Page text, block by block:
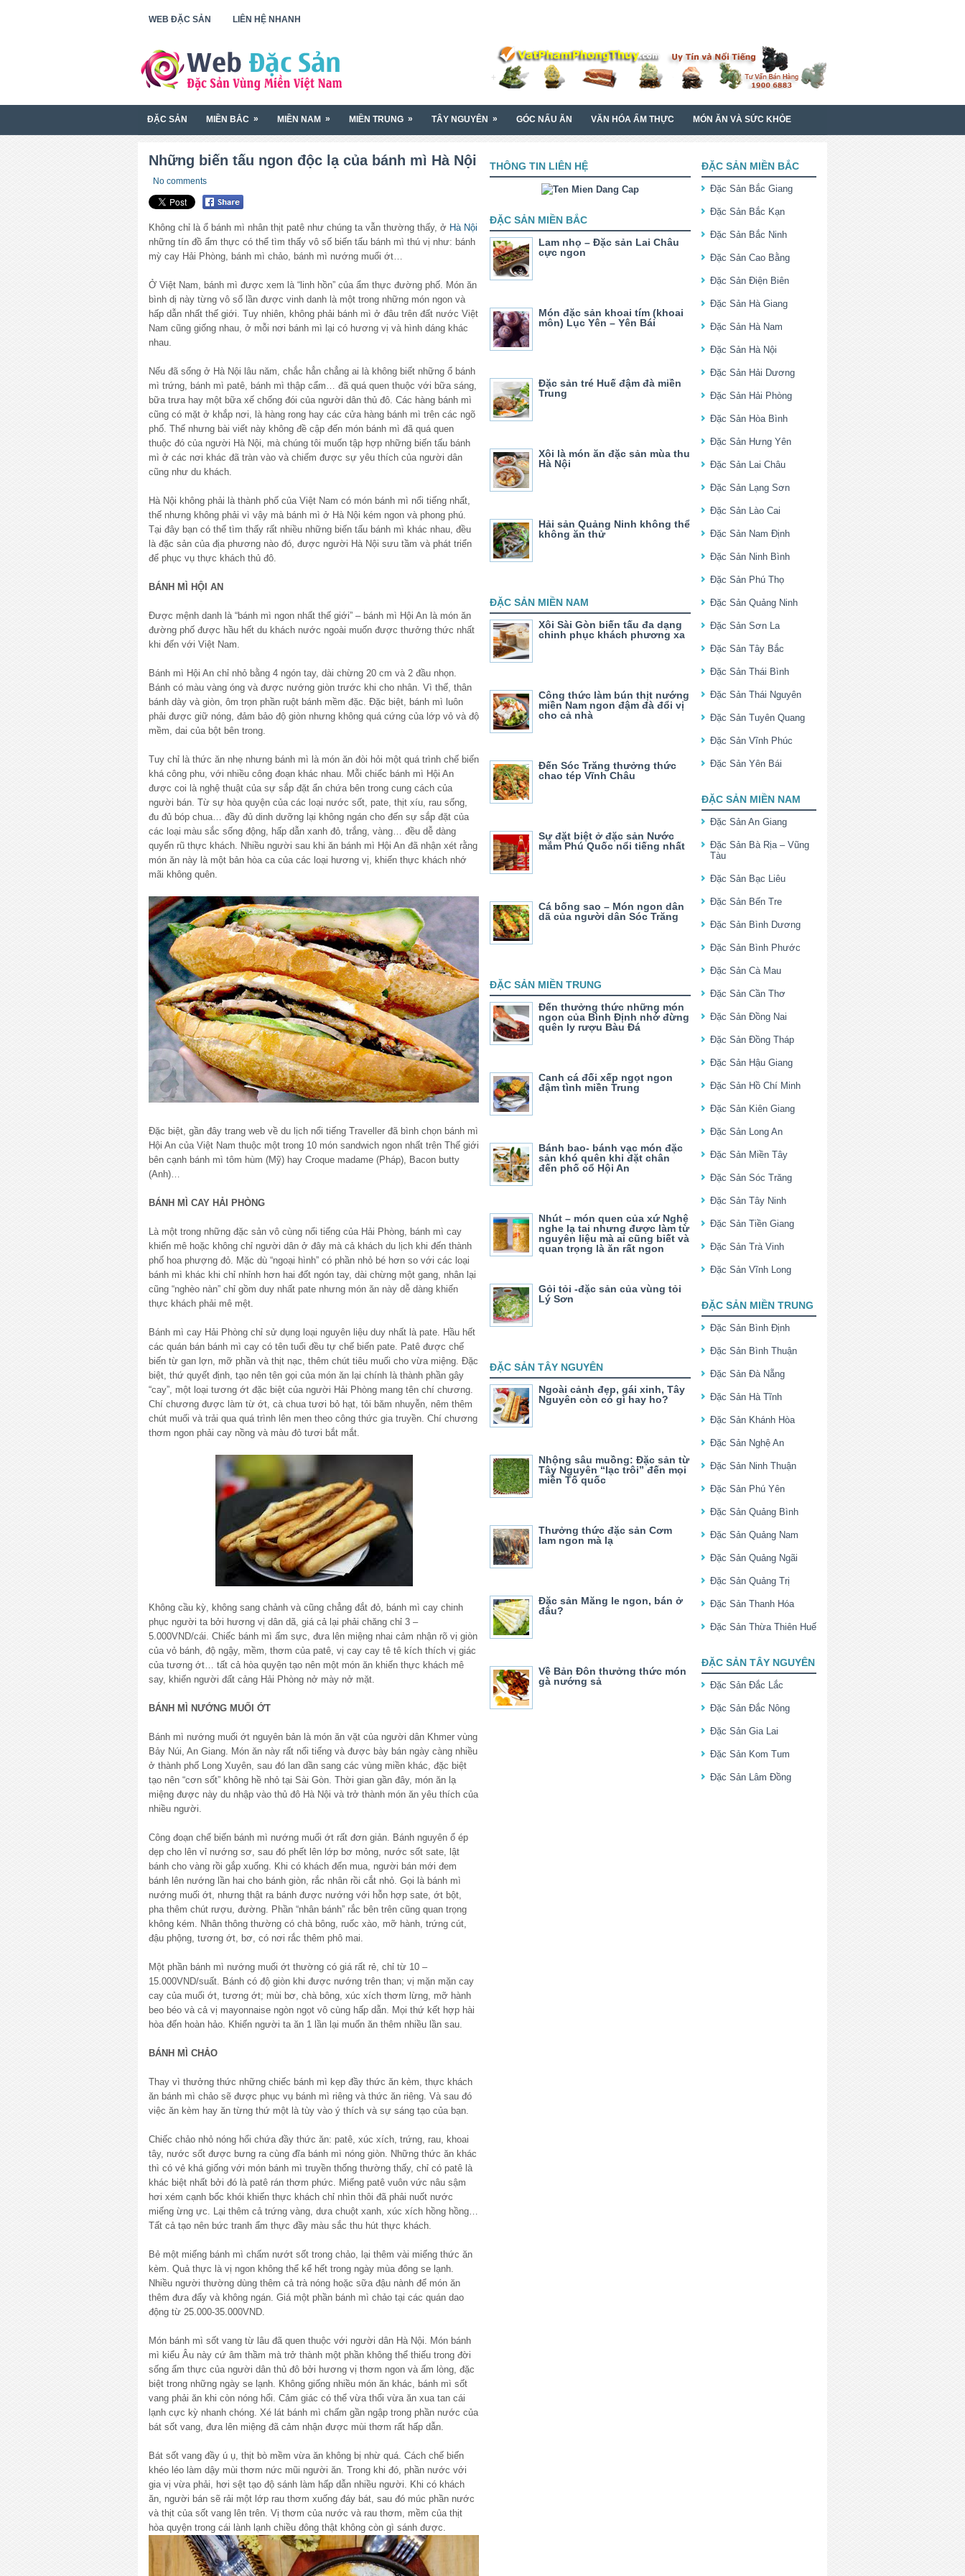
WEB ĐẶC SẢN LIÊN HỆ NHANH
ĐẶC SẢN MIỀN BẮC » MIỀN NAM » MIỀN TRUNG » TÂY NGUYÊN » GÓC NẤU ĂN VĂN HÓA ẨM THỰC MÓN ĂN VÀ SỨC KHỎE
Những biến tấu ngon độc lạ của bánh mì Hà Nội
No comments
Không chỉ là ổ bánh mì nhân thịt patê như chúng ta vẫn thường thấy, ở Hà Nội
những tín đồ ẩm thực có thể tìm thấy vô số biến tấu bánh mì thú vị như: bánh
mỳ cay Hải Phòng, bánh mì chảo, bánh mì nướng muối ớt…
Ở Việt Nam, bánh mì được xem là “linh hồn” của ẩm thực đường phố. Món ăn
bình dị này từng vô số lần được vinh danh là một trong những món ngon và
hấp dẫn nhất thế giới. Tuy nhiên, không phải bánh mì ở đâu trên đất nước Việt
Nam cũng giống nhau, ở mỗi nơi bánh mì lại có hương vị và hình dáng khác
nhau.
Nếu đã sống ở Hà Nội lâu năm, chắc hẳn chẳng ai là không biết những ổ bánh
mì trứng, bánh mì patê, bánh mì thập cẩm… đã quá quen thuộc với bữa sáng,
bữa trưa hay một bữa xế chống đói của người dân thủ đô. Các hàng bánh mì
cũng có mặt ở khắp nơi, là hàng rong hay các cửa hàng bánh mì trên các ngõ
phố. Thế nhưng bài viết này không đề cập đến món bánh mì đã quá quen
thuộc đó của người Hà Nội, mà chúng tôi muốn tập hợp những biến tấu bánh
mì ở các nơi khác đã tràn vào và chiếm được sự yêu thích của người dân
cũng như du khách.
Hà Nội không phải là thành phố của Việt Nam có món bánh mì nổi tiếng nhất,
thế nhưng không phải vì vậy mà bánh mì ở Hà Nội kém ngon và phong phú.
Tại đây bạn có thể tìm thấy rất nhiều những biến tấu bánh mì khác nhau, đều
là đặc sản của địa phương nào đó, được người Hà Nội sưu tầm và phát triển
để phục vụ thực khách thủ đô.
BÁNH MÌ HỘI AN
Được mệnh danh là “bánh mì ngon nhất thế giới” – bánh mì Hội An là món ăn
đường phố được hầu hết du khách nước ngoài muốn được thưởng thức nhất
khi đến với Việt Nam.
Bánh mì Hội An chỉ nhỏ bằng 4 ngón tay, dài chừng 20 cm và 2 đầu nhọn.
Bánh có màu vàng óng và được nướng giòn trước khi cho nhân. Vì thế, thân
bánh dày và giòn, ôm trọn phần ruột bánh mềm đặc. Đặc biệt, bánh mì luôn
phải được giữ nóng, đảm bảo độ giòn nhưng không quá cứng của lớp vỏ và độ
mềm, dai của bột bên trong.
Tuy chỉ là thức ăn nhẹ nhưng bánh mì là món ăn đòi hỏi một quá trình chế biến
khá công phu, với nhiều công đoạn khác nhau. Mỗi chiếc bánh mì Hội An
được coi là nghệ thuật của sự sắp đặt ẩn chứa bên trong cung cách của
người bán. Từ sự hòa quyện của các loại nước sốt, pate, thịt xíu, rau sống,
đu đủ bóp chua… đầy đủ dinh dưỡng lại không ngán cho đến sự sắp đặt của
các loại màu sắc sống động, hấp dẫn xanh đỏ, trắng, vàng… đều dễ dàng
quyến rũ thực khách. Nhiều người sau khi ăn bánh mì Hội An đã nhận xét rằng
món ăn này là một bản hòa ca của các loại hương vị, khiến thực khách nhớ
mãi không quên.
Đặc biệt, gần đây trang web về du lịch nổi tiếng Traveller đã bình chọn bánh mì
Hội An của Việt Nam thuộc một trong 10 món sandwich ngon nhất trên Thế giới
bên cạnh bánh mì tôm hùm (Mỹ) hay Croque madame (Pháp), Bacon butty
(Anh)…
BÁNH MÌ CAY HẢI PHÒNG
Là một trong những đặc sản vô cùng nổi tiếng của Hải Phòng, bánh mì cay
khiến mê hoặc không chỉ người dân ở đây mà cả khách du lịch khi đến thành
phố hoa phượng đỏ. Mặc dù “ngoại hình” có phần nhỏ bé hơn so với các loại
bánh mì khác khi chỉ nhỉnh hơn hai đốt ngón tay, dài chừng một gang, nhân lại
cũng “nghèo nàn” chỉ gồm duy nhất pate nhưng món ăn này dễ dàng khiến
thực khách phải mê mệt.
Bánh mì cay Hải Phòng chỉ sử dụng loại nguyên liệu duy nhất là pate. Hầu hết
các quán bán bánh mì cay có tên tuổi đều tự chế biến pate. Patê được chế
biến từ gan lợn, mỡ phần và thịt nạc, thêm chút tiêu muối cho vừa miệng. Đặc
biệt, thứ quyết định, tạo nên tên gọi của món ăn lại chính là thành phần gây
“cay”, một loại tương ớt đặc biệt của người Hải Phòng mang tên chí chương.
Chí chương được làm từ ớt, cà chua tươi bỏ hạt, tỏi băm nhuyễn, nêm thêm
chút muối và trải qua quá trình lên men theo công thức gia truyền. Chí chương
thơm ngon phải cay nồng và màu đỏ tươi bắt mắt.
Không cầu kỳ, không sang chảnh và cũng chẳng đắt đỏ, bánh mì cay chinh
phục người ta bởi hương vị dân dã, giá cả lại phải chăng chỉ 3 –
5.000VND/cái. Chiếc bánh mì ấm sực, đưa lên miệng nhai cảm nhận rõ vị giòn
của vỏ bánh, độ ngậy, mềm, thơm của patê, vị cay cay tê tê kích thích vị giác
của tương ớt… tất cả hòa quyện tạo nên một món ăn khiến thực khách mê
say, khiến người đất cảng Hải Phòng nở mày nở mặt.
BÁNH MÌ NƯỚNG MUỐI ỚT
Bánh mì nướng muối ớt nguyên bản là món ăn vặt của người dân Khmer vùng
Bảy Núi, An Giang. Món ăn này rất nổi tiếng và được bày bán ngày càng nhiều
ở thành phố Long Xuyên, sau đó lan dần sang các vùng miền khác, đặc biệt
tạo nên “cơn sốt” không hề nhỏ tại Sài Gòn. Thời gian gần đây, món ăn lạ
miệng được này du nhập vào thủ đô Hà Nội và trở thành món ăn yêu thích của
nhiều người.
Công đoạn chế biến bánh mì nướng muối ớt rất đơn giản. Bánh nguyên ổ ép
dẹp cho lên vỉ nướng sơ, sau đó phết lên lớp bơ mỏng, nước sốt sate, lật
bánh cho vàng rồi gắp xuống. Khi có khách đến mua, người bán mới đem
bánh lên nướng lần hai cho bánh giòn, rắc nhân rồi cắt nhỏ. Gọi là bánh mì
nướng muối ớt, nhưng thật ra bánh được nướng với hỗn hợp sate, ớt bột,
pha thêm chút rượu, đường. Phần “nhân bánh” rắc bên trên cũng quan trọng
không kém. Nhân thông thường có chà bông, ruốc xào, mỡ hành, trứng cút,
đậu phộng, tương ớt, bơ, có nơi rắc thêm phô mai.
Một phần bánh mì nướng muối ớt thường có giá rất rẻ, chỉ từ 10 –
15.000VND/suất. Bánh có độ giòn khi được nướng trên than; vị mặn mặn cay
cay của muối ớt, tương ớt; mùi bơ, chà bông, xúc xích thơm lừng, mỡ hành
beo béo và cả vị mayonnaise ngòn ngọt vô cùng hấp dẫn. Mọi thứ kết hợp hài
hòa đến hoàn hảo. Khiến người ta ăn 1 lần lại muốn ăn thêm nhiều lần sau.
BÁNH MÌ CHẢO
Thay vì thưởng thức những chiếc bánh mì kẹp đầy thức ăn kèm, thực khách
ăn bánh mì chảo sẽ được phục vụ bánh mì riêng và thức ăn riêng. Và sau đó
việc ăn kèm hay ăn từng thứ một là tùy vào ý thích và sự sáng tạo của bạn.
Chiếc chảo nhỏ nóng hổi chứa đầy thức ăn: patê, xúc xích, trứng, rau, khoai
tây, nước sốt được bưng ra cùng đĩa bánh mì nóng giòn. Những thức ăn khác
thì có vẻ khá giống với món bánh mì truyền thống thường thấy, chỉ có patê là
khác biệt nhất bởi đó là patê rán thơm phức. Miếng patê vuôn vức nâu sậm
hơi xém cạnh bốc khói khiến thực khách chỉ nhìn thôi đã phải nuốt nước
miếng ừng ực. Lại thêm cả trứng vàng, dưa chuột xanh, xúc xích hồng hồng…
Tất cả tạo nên bức tranh ẩm thực đầy màu sắc thu hút thực khách.
Bẻ một miếng bánh mì chấm nướt sốt trong chảo, lại thêm vài miếng thức ăn
kèm. Quả thực là vị ngon không thể kể hết trong ngày mùa đông se lạnh.
Nhiều người thường dùng thêm cả trà nóng hoặc sữa đậu nành để món ăn
thêm đưa đẩy và không ngán. Giá một phần bánh mì chảo tại các quán dao
động từ 25.000-35.000VND.
Món bánh mì sốt vang từ lâu đã quen thuộc với người dân Hà Nội. Món bánh
mì kiểu Âu này cứ âm thầm mà trở thành một phần không thể thiếu trong đời
sống ẩm thực của người dân thủ đô bởi hương vị thơm ngon và ấm lòng, đặc
biệt trong những ngày se lạnh. Không giống nhiều món ăn khác, bánh mì sốt
vang phải ăn khi còn nóng hổi. Cảm giác có thể vừa thổi vừa ăn xua tan cái
lạnh cực kỳ nhanh chóng. Xé lát bánh mì chấm gần ngập trong phần nước của
bát sốt vang, đưa lên miệng đã cảm nhận được mùi thơm rất hấp dẫn.
Bát sốt vang đầy ú ụ, thịt bò mềm vừa ăn không bị nhừ quá. Cách chế biến
khéo léo làm dậy mùi thơm nức mũi người ăn. Trong khi đó, phần nước với
gia vị vừa phải, hơi sệt tạo độ sánh làm hấp dẫn nhiều người. Khi có khách
ăn, người bán sẽ rải một lớp rau thơm xuống đáy bát, sau đó múc phần nước
và thịt của sốt vang lên trên. Vị thơm của nước và rau thơm, mềm của thịt
hòa quyện trong cái lành lạnh chiều đông thật không còn gì sánh được.
THÔNG TIN LIÊN HỆ
ĐẶC SẢN MIỀN BẮC
Lam nhọ – Đặc sản Lai Châu
cực ngon
Món đặc sản khoai tím (khoai
môn) Lục Yên – Yên Bái
Đặc sản tré Huế đậm đà miền
Trung
Xôi là món ăn đặc sản mùa thu
Hà Nội
Hải sản Quảng Ninh không thể
không ăn thử
ĐẶC SẢN MIỀN NAM
Xôi Sài Gòn biến tấu đa dạng
chinh phục khách phương xa
Công thức làm bún thịt nướng
miền Nam ngon đậm đà đổi vị
cho cả nhà
Đến Sóc Trăng thưởng thức
chao tép Vĩnh Châu
Sự đặt biệt ở đặc sản Nước
mắm Phú Quốc nổi tiếng nhất
Cá bống sao – Món ngon dân
dã của người dân Sóc Trăng
ĐẶC SẢN MIỀN TRUNG
Đến thưởng thức những món
ngon của Bình Định nhớ đừng
quên ly rượu Bàu Đá
Canh cá đối xếp ngọt ngon
đậm tình miền Trung
Bánh bao- bánh vạc món đặc
sản khó quên khi đặt chân
đến phố cổ Hội An
Nhút – món quen của xứ Nghệ
nghe lạ tai nhưng được làm từ
nguyên liệu mà ai cũng biết và
quan trọng là ăn rất ngon
Gỏi tỏi -đặc sản của vùng tỏi
Lý Sơn
ĐẶC SẢN TÂY NGUYÊN
Ngoài cảnh đẹp, gái xinh, Tây
Nguyên còn có gì hay ho?
Nhộng sâu muồng: Đặc sản từ
Tây Nguyên “lạc trôi” đến mọi
miền Tố quốc
Thưởng thức đặc sản Cơm
lam ngon mà lạ
Đặc sản Măng le ngon, bán ở
đâu?
Về Bản Đôn thưởng thức món
gà nướng sả
ĐẶC SẢN MIỀN BẮC
Đặc Sản Bắc Giang
Đặc Sản Bắc Kạn
Đặc Sản Bắc Ninh
Đặc Sản Cao Bằng
Đặc Sản Điện Biên
Đặc Sản Hà Giang
Đặc Sản Hà Nam
Đặc Sản Hà Nội
Đặc Sản Hải Dương
Đặc Sản Hải Phòng
Đặc Sản Hòa Bình
Đặc Sản Hưng Yên
Đặc Sản Lai Châu
Đặc Sản Lạng Sơn
Đặc Sản Lào Cai
Đặc Sản Nam Định
Đặc Sản Ninh Bình
Đặc Sản Phú Thọ
Đặc Sản Quảng Ninh
Đặc Sản Sơn La
Đặc Sản Tây Bắc
Đặc Sản Thái Bình
Đặc Sản Thái Nguyên
Đặc Sản Tuyên Quang
Đặc Sản Vĩnh Phúc
Đặc Sản Yên Bái
ĐẶC SẢN MIỀN NAM
Đặc Sản An Giang
Đặc Sản Bà Rịa – Vũng
Tàu
Đặc Sản Bạc Liêu
Đặc Sản Bến Tre
Đặc Sản Bình Dương
Đặc Sản Bình Phước
Đặc Sản Cà Mau
Đặc Sản Cần Thơ
Đặc Sản Đồng Nai
Đặc Sản Đồng Tháp
Đặc Sản Hậu Giang
Đặc Sản Hồ Chí Minh
Đặc Sản Kiên Giang
Đặc Sản Long An
Đặc Sản Miền Tây
Đặc Sản Sóc Trăng
Đặc Sản Tây Ninh
Đặc Sản Tiền Giang
Đặc Sản Trà Vinh
Đặc Sản Vĩnh Long
ĐẶC SẢN MIỀN TRUNG
Đặc Sản Bình Định
Đặc Sản Bình Thuận
Đặc Sản Đà Nẵng
Đặc Sản Hà Tĩnh
Đặc Sản Khánh Hòa
Đặc Sản Nghệ An
Đặc Sản Ninh Thuận
Đặc Sản Phú Yên
Đặc Sản Quảng Bình
Đặc Sản Quảng Nam
Đặc Sản Quảng Ngãi
Đặc Sản Quảng Trị
Đặc Sản Thanh Hóa
Đặc Sản Thừa Thiên Huế
ĐẶC SẢN TÂY NGUYÊN
Đặc Sản Đắc Lắc
Đặc Sản Đắc Nông
Đặc Sản Gia Lai
Đặc Sản Kom Tum
Đặc Sản Lâm Đồng